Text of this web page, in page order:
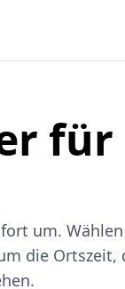
für
um.
die Ortszeit,